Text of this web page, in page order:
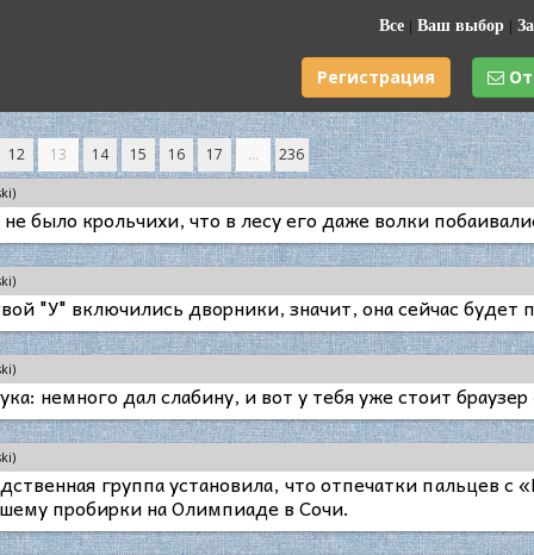
Все | Ваш выбор |
Регистрация
12 13 14 15 16 17 ... 236
было крольчихи, что в лесу его даже волки
"У" включились дворники, значит, она сейчас будет
немного дал слабину, и вот у тебя уже стоит
группа установила, что отпечатки пальцев
пробирки на Олимпиаде в Сочи.